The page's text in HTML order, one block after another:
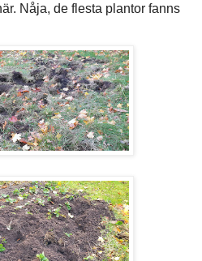
Nåja, de flesta plantor fanns